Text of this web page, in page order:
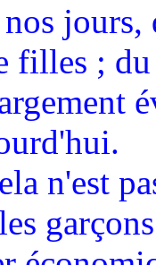
filles ;
n'est